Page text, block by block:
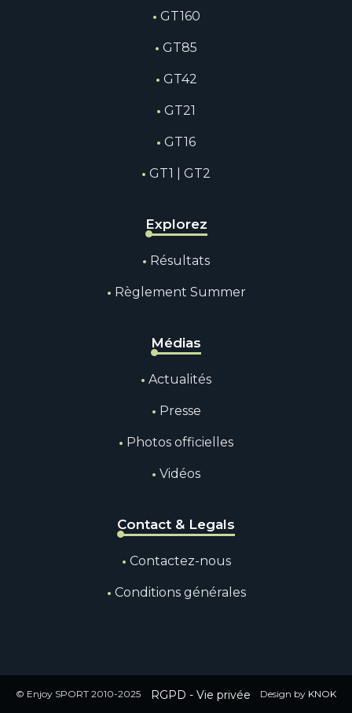
GT160
GT85
GT42
GT21
GT16
GT1 | GT2
Explorez
Résultats
Règlement Summer
Médias
Actualités
Presse
Photos officielles
Vidéos
Contact & Legals
Contactez-nous
Conditions générales
© Enjoy SPORT 2010-2025 RGPD - Vie privée Design by KNOK